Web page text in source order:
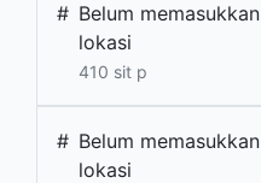
# Belum memasukkan
lokasi
410 sit p
# Belum memasukkan
lokasi